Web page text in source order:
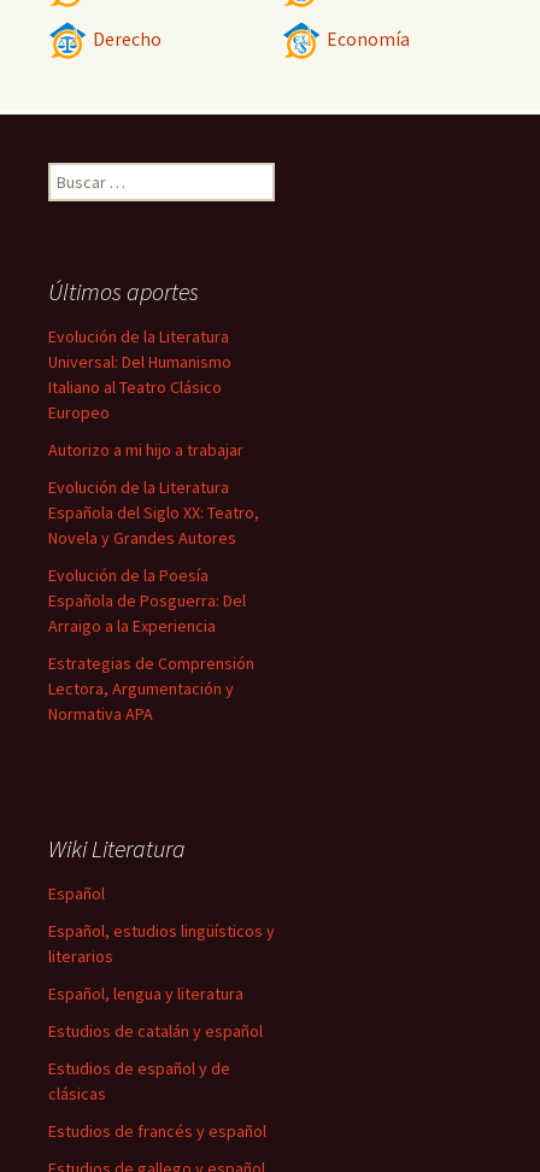
Derecho Economía
Buscar:
Últimos aportes
Evolución de la Literatura
Universal: Del Humanismo
Italiano al Teatro Clásico
Europeo
Autorizo a mi hijo a trabajar
Evolución de la Literatura
Española del Siglo XX: Teatro,
Novela y Grandes Autores
Evolución de la Poesía
Española de Posguerra: Del
Arraigo a la Experiencia
Estrategias de Comprensión
Lectora, Argumentación y
Normativa APA
Wiki Literatura
Español
Español, estudios lingüísticos y
literarios
Español, lengua y literatura
Estudios de catalán y español
Estudios de español y de
clásicas
Estudios de francés y español